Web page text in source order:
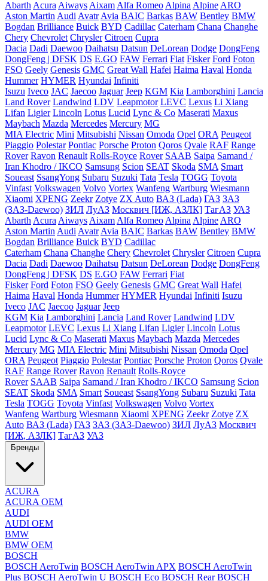
Abarth Acura Aiways Aixam Alfa Romeo Alpina Alpine ARO
Aston Martin Audi Avatr Avia BAIC Barkas BAW Bentley BMW
Bogdan Brilliance Buick BYD Cadillac Caterham Chana Changhe
Chery Chevrolet Chrysler Citroen Cupra
Dacia Dadi Daewoo Daihatsu Datsun DeLorean Dodge DongFeng
DongFeng | DFSK DS E.GO FAW Ferrari Fiat Fisker Ford Foton
FSO Geely Genesis GMC Great Wall Hafei Haima Haval Honda
Hummer HYMER Hyundai Infiniti
Isuzu Iveco JAC Jaecoo Jaguar Jeep KGM Kia Lamborghini Lancia
Land Rover Landwind LDV Leapmotor LEVC Lexus Li Xiang
Lifan Ligier Lincoln Lotus Lucid Lync & Co Maserati Maxus
Maybach Mazda Mercedes Mercury MG
MIA Electric Mini Mitsubishi Nissan Omoda Opel ORA Peugeot
Piaggio Polestar Pontiac Porsche Proton Qoros Qvale RAF Range
Rover Ravon Renault Rolls-Royce Rover SAAB Saipa Samand /
Iran Khodro / IKCO Samsung Scion SEAT Skoda SMA Smart
Soueast SsangYong Subaru Suzuki Tata Tesla TOGG Toyota
Vinfast Volkswagen Volvo Vortex Wanfeng Wartburg Wiesmann
Xiaomi XPENG Zeekr Zotye ZX Auto ВАЗ (Lada) ГАЗ ЗАЗ
(ЗАЗ-Daewoo) ЗИЛ ЛуАЗ Москвич [ИЖ, АЗЛК] ТагАЗ УАЗ
Abarth Acura Aiways Aixam Alfa Romeo Alpina Alpine ARO
Aston Martin Audi Avatr Avia BAIC Barkas BAW Bentley BMW
Bogdan Brilliance Buick BYD Cadillac
Caterham Chana Changhe Chery Chevrolet Chrysler Citroen Cupra
Dacia Dadi Daewoo Daihatsu Datsun DeLorean Dodge DongFeng
DongFeng | DFSK DS E.GO FAW Ferrari Fiat
Fisker Ford Foton FSO Geely Genesis GMC Great Wall Hafei
Haima Haval Honda Hummer HYMER Hyundai Infiniti Isuzu
Iveco JAC Jaecoo Jaguar Jeep
KGM Kia Lamborghini Lancia Land Rover Landwind LDV
Leapmotor LEVC Lexus Li Xiang Lifan Ligier Lincoln Lotus
Lucid Lync & Co Maserati Maxus Maybach Mazda Mercedes
Mercury MG MIA Electric Mini Mitsubishi Nissan Omoda Opel
ORA Peugeot Piaggio Polestar Pontiac Porsche Proton Qoros Qvale
RAF Range Rover Ravon Renault Rolls-Royce
Rover SAAB Saipa Samand / Iran Khodro / IKCO Samsung Scion
SEAT Skoda SMA Smart Soueast SsangYong Subaru Suzuki Tata
Tesla TOGG Toyota Vinfast Volkswagen Volvo Vortex
Wanfeng Wartburg Wiesmann Xiaomi XPENG Zeekr Zotye ZX
Auto ВАЗ (Lada) ГАЗ ЗАЗ (ЗАЗ-Daewoo) ЗИЛ ЛуАЗ Москвич
[ИЖ, АЗЛК] ТагАЗ УАЗ
Бренды
ACURA
ACURA OEM
AUDI
AUDI OEM
BMW
BMW OEM
BOSCH
BOSCH AeroTwin BOSCH AeroTwin APX BOSCH AeroTwin
Plus BOSCH AeroTwin U BOSCH Eco BOSCH Rear BOSCH